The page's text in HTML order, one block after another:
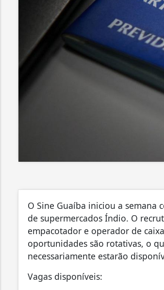
O Sine Guaíba iniciou a semana
de supermercados Índio. O
empacotador e operador de
oportunidades são rotativas, o
necessariamente estarão
Vagas disponíveis: